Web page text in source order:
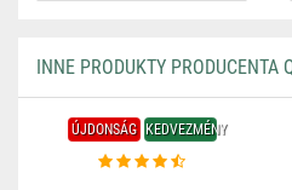
INNE PRODUKTY PRODUCENTA
ÚJDONSÁG KEDVEZMÉNY